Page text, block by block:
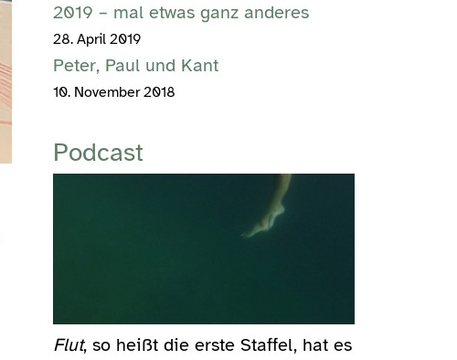
2019 – mal etwas ganz anderes
28. April 2019
Peter, Paul und Kant
10. November 2018
Podcast
Flut, so heißt die erste Staffel, hat es